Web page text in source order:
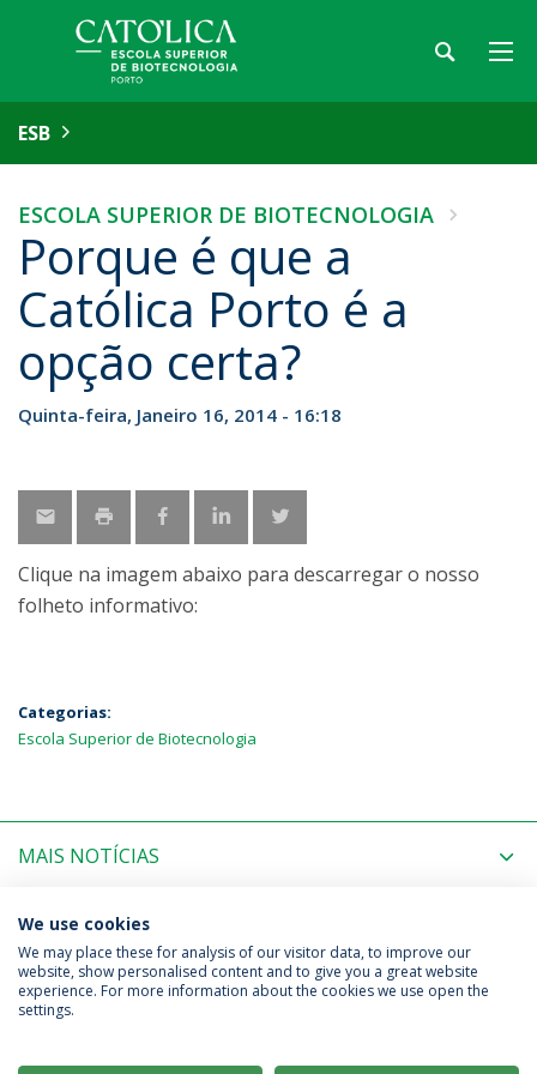
ESB
ESCOLA SUPERIOR DE BIOTECNOLOGIA
Porque é que a
Católica Porto é a
opção certa?
Quinta-feira, Janeiro 16, 2014 - 16:18
Clique na imagem abaixo para descarregar o nosso
folheto informativo:
Categorias:
Escola Superior de Biotecnologia
MAIS NOTÍCIAS
PRÓXIMOS EVENTOS
Política de Privacidade
Termos & Condições
We use cookies
We may place these for analysis of our visitor data, to improve our
website, show personalised content and to give you a great website
experience. For more information about the cookies we use open the
settings.